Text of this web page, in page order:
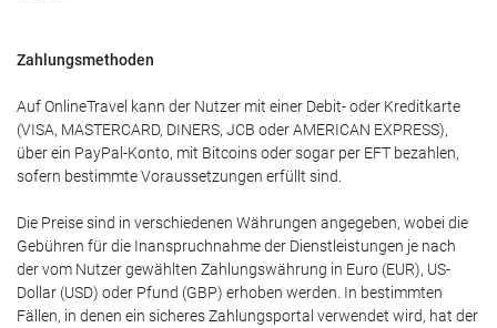
Zahlungsmethoden
Auf OnlineTravel kann der Nutzer mit einer Debit- oder Kreditkarte
(VISA, MASTERCARD, DINERS, JCB oder AMERICAN EXPRESS),
über ein PayPal-Konto, mit Bitcoins oder sogar per EFT bezahlen,
sofern bestimmte Voraussetzungen erfüllt sind.
Die Preise sind in verschiedenen Währungen angegeben, wobei die
Gebühren für die Inanspruchnahme der Dienstleistungen je nach
der vom Nutzer gewählten Zahlungswährung in Euro (EUR), US-
Dollar (USD) oder Pfund (GBP) erhoben werden. In bestimmten
Fällen, in denen ein sicheres Zahlungsportal verwendet wird, hat der